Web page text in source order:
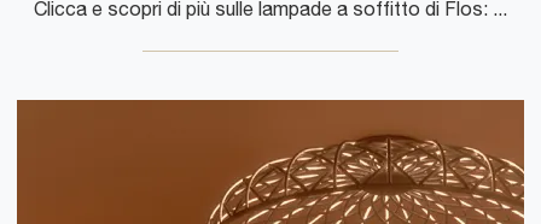
Clicca e scopri di più sulle lampade a soffitto di Flos: il modello Smithfield Ceiling in metallo ti sta aspettando!